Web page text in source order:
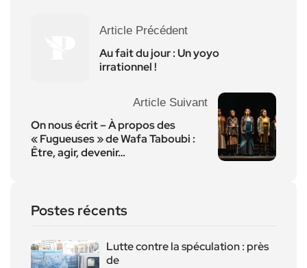
Article Précédent
Au fait du jour : Un yoyo
irrationnel !
Article Suivant
On nous écrit – À propos des
« Fugueuses » de Wafa Taboubi :
Être, agir, devenir…
Postes récents
Lutte contre la spéculation : près
de